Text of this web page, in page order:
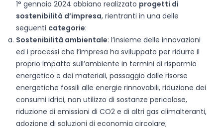
1° gennaio 2024 abbiano realizzato progetti di
sostenibilità d’impresa, rientranti in una delle
seguenti categorie:
Sostenibilità ambientale: l’insieme delle innovazioni
ed i processi che l’impresa ha sviluppato per ridurre il
proprio impatto sull’ambiente in termini di risparmio
energetico e dei materiali, passaggio dalle risorse
energetiche fossili alle energie rinnovabili, riduzione dei
consumi idrici, non utilizzo di sostanze pericolose,
riduzione di emissioni di CO2 e di altri gas climalteranti,
adozione di soluzioni di economia circolare;